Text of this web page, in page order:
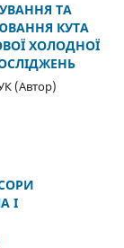
ТА
КУТА
ХОЛОДНОЇ
(Автор)
І